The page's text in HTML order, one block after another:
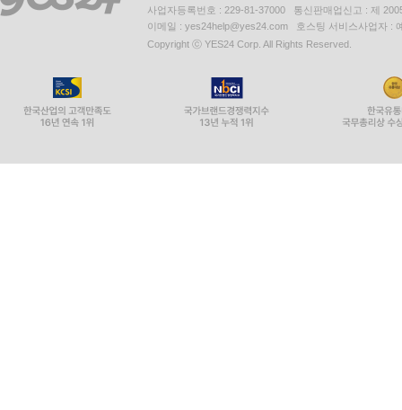
사업자등록번호 : 229-81-37000 통신판매업신고 : 제
이메일 : yes24help@yes24.com 호스팅 서비스사업자 :
Copyright ⓒ YES24 Corp. All Rights Reserved.